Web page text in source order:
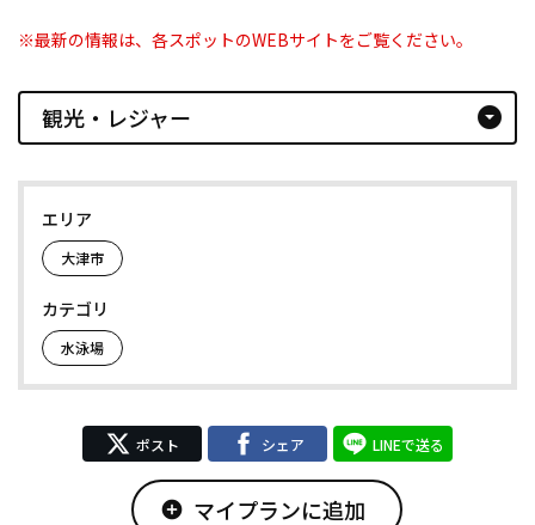
※最新の情報は、各スポットのWEBサイトをご覧ください。
観光・レジャー arrow_drop_down_circle
エリア
大津市
カテゴリ
水泳場
ポスト シェア LINEで送る
add_circle マイプランに追加